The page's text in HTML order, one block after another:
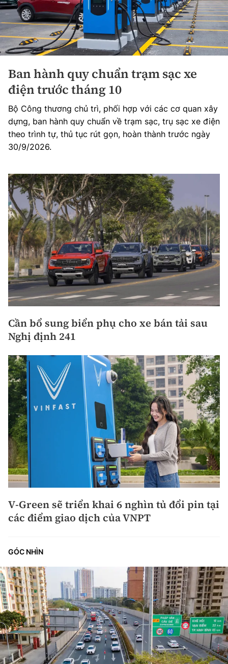
Ban hành quy chuẩn trạm sạc xe
điện trước tháng 10
Bộ Công thương chủ trì, phối hợp với các cơ quan xây
dựng, ban hành quy chuẩn về trạm sạc, trụ sạc xe điện
theo trình tự, thủ tục rút gọn, hoàn thành trước ngày
30/9/2026.
Cần bổ sung biển phụ cho xe bán tải sau
Nghị định 241
V-Green sẽ triển khai 6 nghìn tủ đổi pin tại
các điểm giao dịch của VNPT
GÓC NHÌN